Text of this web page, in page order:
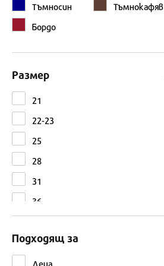
CAT
CLEMENTONI
Canal Toys
Cayro
Tъмносин
Тъмнокафяв
Бордо
Размер
21
22-23
25
28
31
36
6-9 години
UNI
Подходящ за
Деца